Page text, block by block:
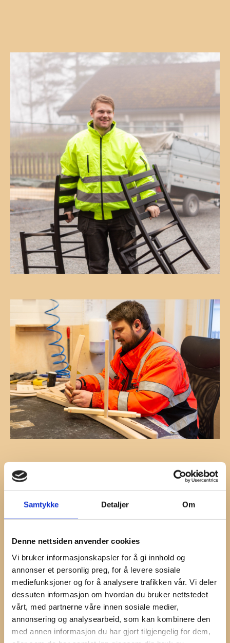
Samtykke Detaljer Om
Denne nettsiden anvender cookies
Vi bruker informasjonskapsler for å gi innhold og
annonser et personlig preg, for å levere sosiale
mediefunksjoner og for å analysere trafikken vår. Vi deler
dessuten informasjon om hvordan du bruker nettstedet
vårt, med partnerne våre innen sosiale medier,
annonsering og analysearbeid, som kan kombinere den
med annen informasjon du har gjort tilgjengelig for dem,